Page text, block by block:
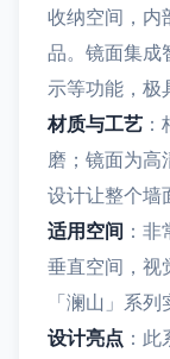
收纳空间，内
品。镜面集成
示等功能，极
材质与工艺
磨；镜面为高
设计让整个墙
适用空间 ：
垂直空间，视
「澜山」系
设计亮点 ：